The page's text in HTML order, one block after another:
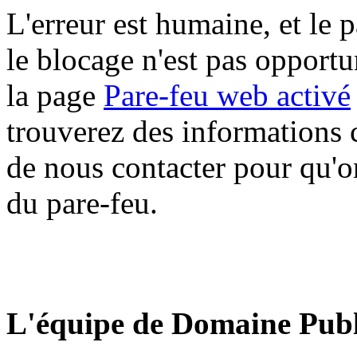
L'erreur est humaine, et le
le blocage n'est pas
la page Pare-feu web activé
trouverez des informations
de nous contacter pour
du pare-feu.
L'équipe de Domaine